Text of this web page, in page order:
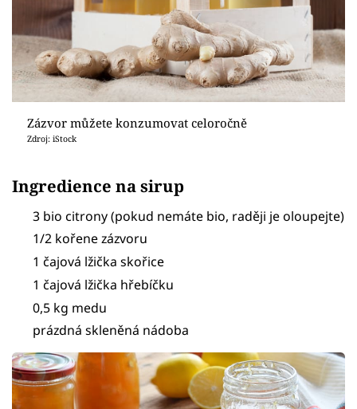
Zázvor můžete konzumovat celoročně
Zdroj: iStock
Ingredience na sirup
3 bio citrony (pokud nemáte bio, raději je oloupejte)
1/2 kořene zázvoru
1 čajová lžička skořice
1 čajová lžička hřebíčku
0,5 kg medu
prázdná skleněná nádoba